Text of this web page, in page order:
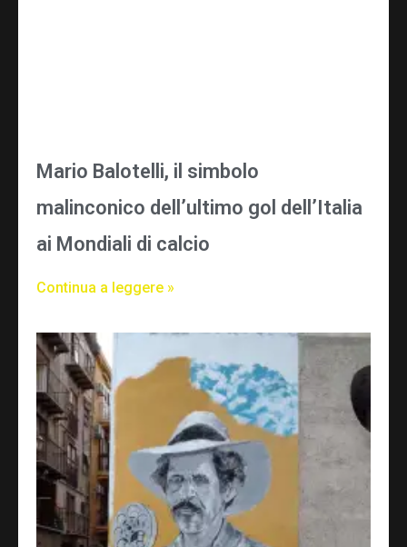
Mario Balotelli, il simbolo
malinconico dell’ultimo gol dell’Italia
ai Mondiali di calcio
Continua a leggere »